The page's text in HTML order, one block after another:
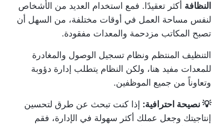
النظافة أكثر تعقيدًا. فمع استخدام العديد من الأشخاص
لنفس مساحة العمل في أوقات مختلفة، من السهل أن
تصبح المكاتب مزدحمة والمعدات مفقودة.
التنظيف المنتظم ونظام تسجيل الوصول والمغادرة
للمعدات مفيد هنا، ولكن النظام يتطلب إدارة دؤوبة
وتعاوناً من جميع الموظفين.
💡 نصيحة احترافية: إذا كنت تبحث عن طرق لتحسين
إنتاجيتك وجعل عملك أكثر سهولة في الإدارة، فقم